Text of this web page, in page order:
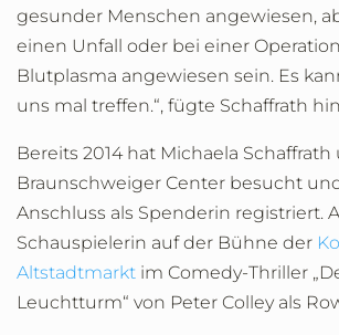
gesunder Menschen angewiesen,
einen Unfall oder bei einer
Blutplasma angewiesen sein. Es
uns mal treffen.“, fügte Schaffrath
Bereits 2014 hat Michaela Schaffrath
Braunschweiger Center besucht
Anschluss als Spenderin registriert.
Schauspielerin auf der Bühne der
Altstadtmarkt im Comedy-Thriller
Leuchtturm“ von Peter Colley als